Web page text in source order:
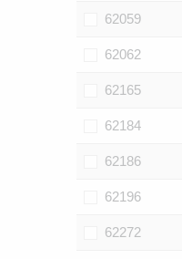
62059
62062
62165
62184
62186
62196
62272